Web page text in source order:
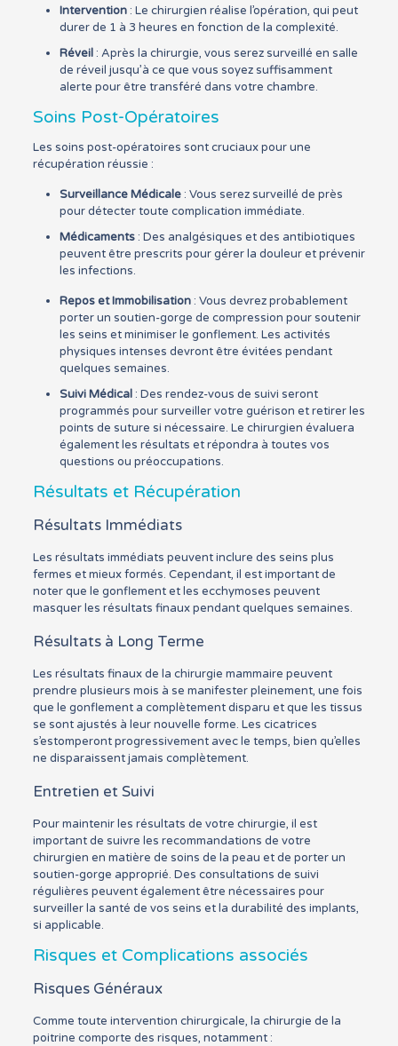
Intervention: Le chirurgien réalise l’opération, qui peut
durer de 1 à 3 heures en fonction de la complexité.
Réveil: Après la chirurgie, vous serez surveillé en salle
de réveil jusqu’à ce que vous soyez suffisamment
alerte pour être transféré dans votre chambre.
Soins Post-Opératoires
Les soins post-opératoires sont cruciaux pour une
récupération réussie :
Surveillance Médicale: Vous serez surveillé de près
pour détecter toute complication immédiate.
Médicaments: Des analgésiques et des antibiotiques
peuvent être prescrits pour gérer la douleur et prévenir
les infections.
Repos et Immobilisation: Vous devrez probablement
porter un soutien-gorge de compression pour soutenir
les seins et minimiser le gonflement. Les activités
physiques intenses devront être évitées pendant
quelques semaines.
Suivi Médical: Des rendez-vous de suivi seront
programmés pour surveiller votre guérison et retirer les
points de suture si nécessaire. Le chirurgien évaluera
également les résultats et répondra à toutes vos
questions ou préoccupations.
Résultats et Récupération
Résultats Immédiats
Les résultats immédiats peuvent inclure des seins plus
fermes et mieux formés. Cependant, il est important de
noter que le gonflement et les ecchymoses peuvent
masquer les résultats finaux pendant quelques semaines.
Résultats à Long Terme
Les résultats finaux de la chirurgie mammaire peuvent
prendre plusieurs mois à se manifester pleinement, une fois
que le gonflement a complètement disparu et que les tissus
se sont ajustés à leur nouvelle forme. Les cicatrices
s’estomperont progressivement avec le temps, bien qu’elles
ne disparaissent jamais complètement.
Entretien et Suivi
Pour maintenir les résultats de votre chirurgie, il est
important de suivre les recommandations de votre
chirurgien en matière de soins de la peau et de porter un
soutien-gorge approprié. Des consultations de suivi
régulières peuvent également être nécessaires pour
surveiller la santé de vos seins et la durabilité des implants,
si applicable.
Risques et Complications associés
Risques Généraux
Comme toute intervention chirurgicale, la chirurgie de la
poitrine comporte des risques, notamment :